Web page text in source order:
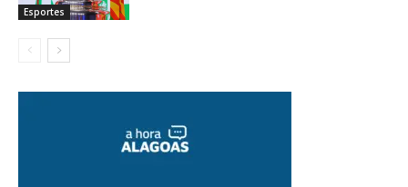
Esportes